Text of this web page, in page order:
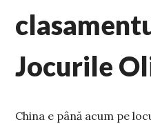
Jocurile
China e până acum pe